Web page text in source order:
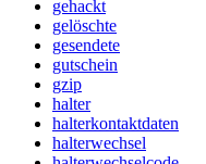
gehackt
gelöschte
gesendete
gutschein
gzip
halter
halterkontaktdaten
halterwechsel